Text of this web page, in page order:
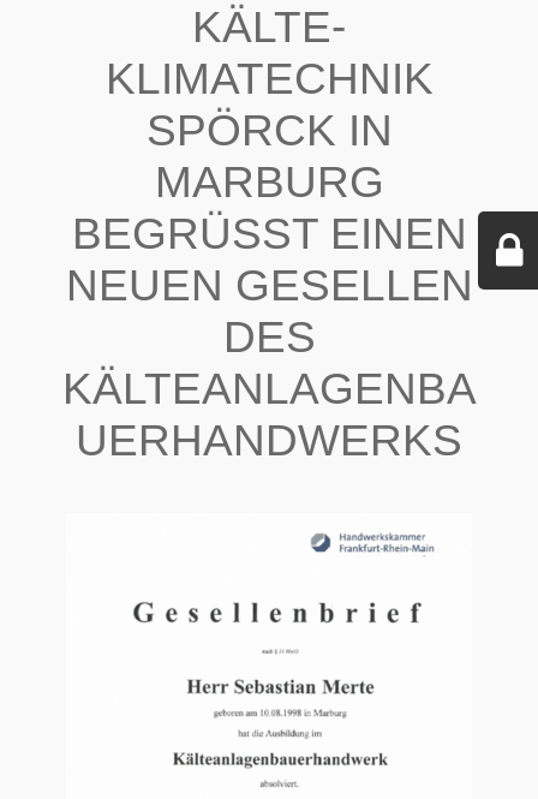
KÄLTE-
KLIMATECHNIK
SPÖRCK IN
MARBURG
BEGRÜSST EINEN N
EUEN GESELLEN D
ES K
ÄLTEANLAGENBAU
ERHANDWERKS